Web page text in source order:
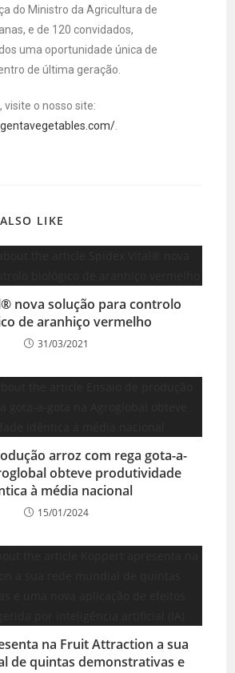
do Ministro da Agricultura de
e de 120 convidados,
uma oportunidade única de
de última geração.
visite o nosso site:
LIKE
nova solução para controlo
de aranhiço vermelho
31/03/2021
arroz com rega gota-a-
obteve produtividade
à média nacional
15/01/2024
na Fruit Attraction a sua
de quintas demonstrativas e